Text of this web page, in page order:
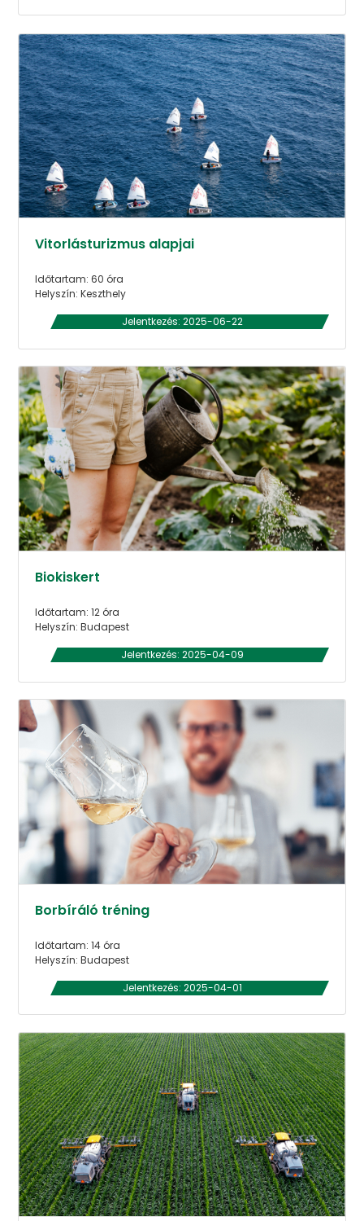
Vitorlásturizmus alapjai
Időtartam: 60 óra
Helyszín: Keszthely
Jelentkezés: 2025-06-22
Biokiskert
Időtartam: 12 óra
Helyszín: Budapest
Jelentkezés: 2025-04-09
Borbíráló tréning
Időtartam: 14 óra
Helyszín: Budapest
Jelentkezés: 2025-04-01